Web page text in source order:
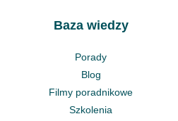
Baza wiedzy
Porady
Blog
Filmy poradnikowe
Szkolenia